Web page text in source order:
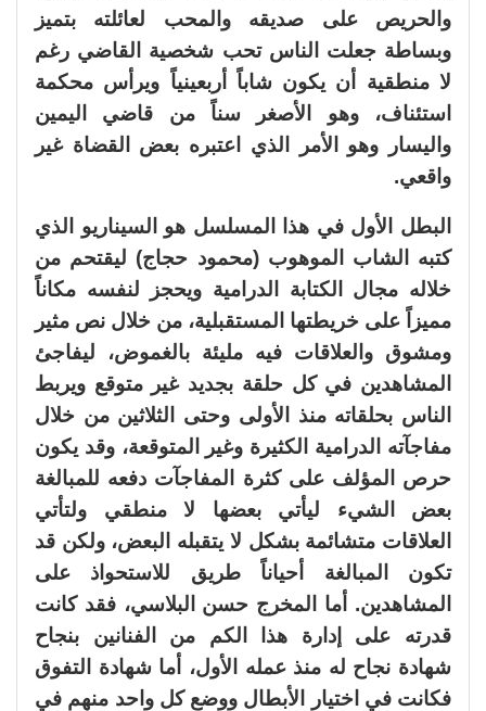
والحريص على صديقه والمحب لعائلته بتميز
وبساطة جعلت الناس تحب شخصية القاضي رغم
لا منطقية أن يكون شاباً أربعينياً ويرأس محكمة
استئناف، وهو الأصغر سناً من قاضي اليمين
واليسار وهو الأمر الذي اعتبره بعض القضاة غير
واقعي.
البطل الأول في هذا المسلسل هو السيناريو الذي
كتبه الشاب الموهوب (محمود حجاج) ليقتحم من
خلاله مجال الكتابة الدرامية ويحجز لنفسه مكاناً
مميزاً على خريطتها المستقبلية، من خلال نص مثير
ومشوق والعلاقات فيه مليئة بالغموض، ليفاجئ
المشاهدين في كل حلقة بجديد غير متوقع ويربط
الناس بحلقاته منذ الأولى وحتى الثلاثين من خلال
مفاجآته الدرامية الكثيرة وغير المتوقعة، وقد يكون
حرص المؤلف على كثرة المفاجآت دفعه للمبالغة
بعض الشيء ليأتي بعضها لا منطقي ولتأتي
العلاقات متشائمة بشكل لا يتقبله البعض، ولكن قد
تكون المبالغة أحياناً طريق للاستحواذ على
المشاهدين. أما المخرج حسن البلاسي، فقد كانت
قدرته على إدارة هذا الكم من الفنانين بنجاح
شهادة نجاح له منذ عمله الأول، أما شهادة التفوق
فكانت في اختيار الأبطال ووضع كل واحد منهم في